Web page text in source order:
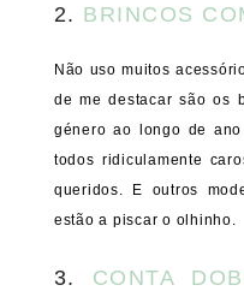
2. BRINCOS
Não uso muitos
de me destacar são os
género ao longo de
todos ridiculamente
queridos. E outros
estão a piscar o olhinho.
3. CONTA